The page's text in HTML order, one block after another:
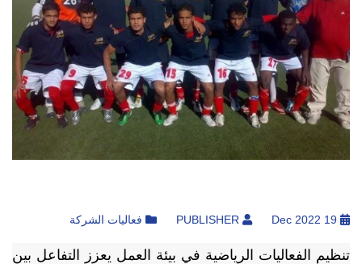
فعاليات الشركة
تنظيم الفعاليات الرياضية في بيئة العمل يعزز التفاعل بين